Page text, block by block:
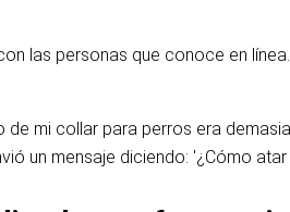
las personas que conoce en
mi collar para perros era
un mensaje diciendo: '¿Cómo